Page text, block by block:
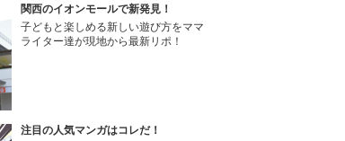
関西のイオンモールで新発見！
子どもと楽しめる新しい遊び方をママ
ライター達が現地から最新リポ！
注目の人気マンガはコレだ！